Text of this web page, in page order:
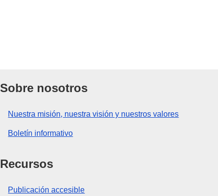
Sobre nosotros
Nuestra misión, nuestra visión y nuestros valores
Boletín informativo
Recursos
Publicación accesible